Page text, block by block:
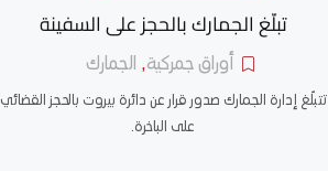
تبلّغ الجمارك بالحجز على السفينة
أوراق جمركية, الجمارك
تتبلّغ إدارة الجمارك صدور قرار عن دائرة بيروت بالحجز القضائي
على الباخرة.